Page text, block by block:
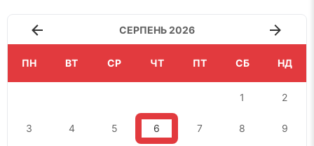
СЕРПЕНЬ 2026
ПН ВТ СР ЧТ ПТ СБ НД
1 2
3 4 5 6 7 8 9